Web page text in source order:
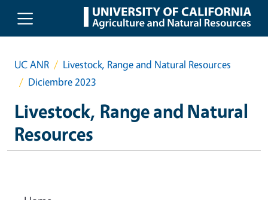
Skip to main content
UC ANR
Livestock, Range and Natural Resources
Diciembre 2023
Livestock, Range and Natural
Resources